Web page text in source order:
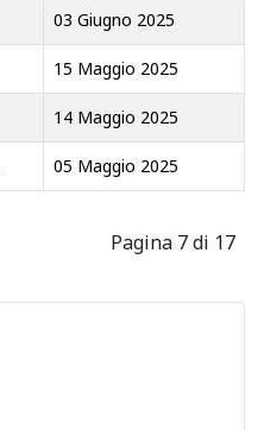
03 Giugno 2025
15 Maggio 2025
14 Maggio 2025
05 Maggio 2025
Pagina 7 di 17